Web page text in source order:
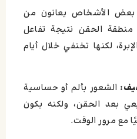
بعض الأشخاص يعانون من
الحقن نتيجة تفاعل
لكنها تختفي خلال أيام
الشعور بألم أو حساسية
بعد الحقن، ولكنه يكون
مع مرور الوقت.